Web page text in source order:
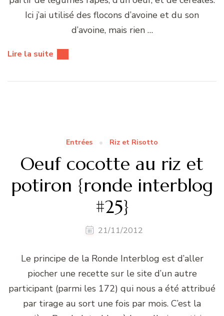
Ici j’ai utilisé des flocons d’avoine et du son
d’avoine, mais rien …
Lire la suite
Entrées Riz et Risotto
Oeuf cocotte au riz et
potiron {ronde interblog
#25}
21/11/2012
Le principe de la Ronde Interblog est d’aller
piocher une recette sur le site d’un autre
participant (parmi les 172) qui nous a été attribué
par tirage au sort une fois par mois. C’est la